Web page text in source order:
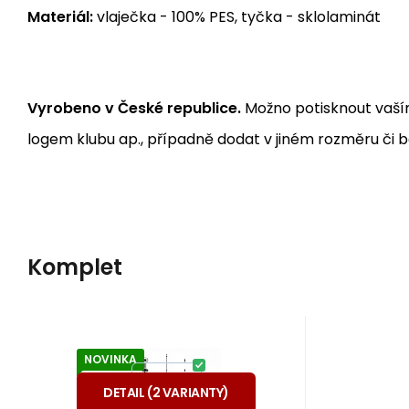
Materiál:vlaječka - 100% PES, tyčka - sklolaminát
Vyrobeno v České republice. Možno potisknout
logem klubu ap., případně dodat v jiném rozměru či
Komplet
NOVINKA
držák vlajky na
motocykl na plochý
Kód:A83148
Záruka24 měsíců
od899Kč
Skladem 1 ks
CHROM
DETAIL (2VARIANTY)
Držák na vlaječku z naší